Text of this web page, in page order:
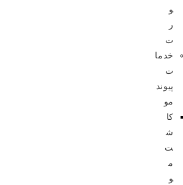
و
ر
ت
خدما
ت
پیوند
مو
کا
ش
ت
م
و